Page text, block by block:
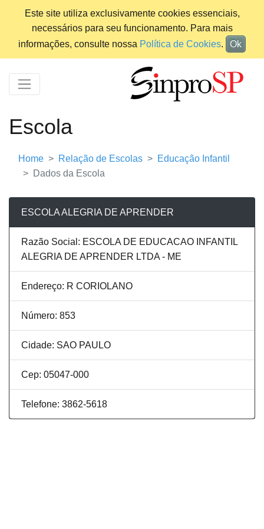
Este site utiliza exclusivamente cookies essenciais,
necessários para seu funcionamento. Para mais
informações, consulte nossa Política de Cookies. Ok
Escola
Home Relação de Escolas
Educação Infantil
Dados da Escola
ESCOLA ALEGRIA DE APRENDER
Razão Social: ESCOLA DE EDUCACAO INFANTIL
ALEGRIA DE APRENDER LTDA - ME
Endereço: R CORIOLANO
Número: 853
Cidade: SAO PAULO
Cep: 05047-000
Telefone: 3862-5618